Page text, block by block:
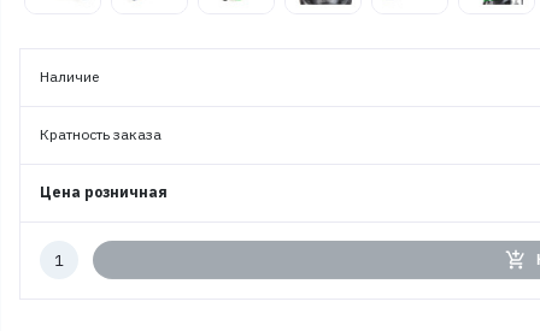
Наличие
Кратность заказа
Цена розничная
Количество
add_shopping_cart